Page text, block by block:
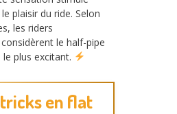
plaisir du ride. Selon
les riders
le half-pipe
plus excitant.
en flat